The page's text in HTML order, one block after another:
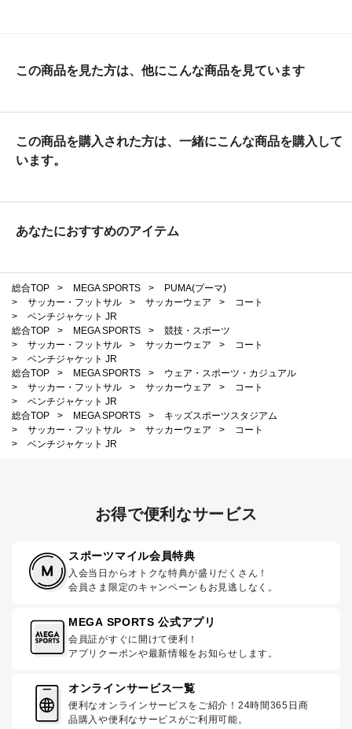
この商品を見た方は、他にこんな商品を見ています
この商品を購入された方は、一緒にこんな商品を購入して
います。
あなたにおすすめのアイテム
総合TOP > MEGA SPORTS >
PUMA(プーマ)
>
サッカー・フットサル > サッカーウェア >
コート
>
ベンチジャケット JR
総合TOP
> MEGA SPORTS >
競技・スポーツ
>
サッカー・フットサル > サッカーウェア >
コート
>
ベンチジャケット JR
総合TOP
> MEGA SPORTS >
ウェア・スポーツ・カジュアル
>
サッカー・フットサル > サッカーウェア >
コート
>
ベンチジャケット JR
総合TOP
> MEGA SPORTS >
キッズスポーツスタジアム
>
サッカー・フットサル > サッカーウェア >
コート
>
ベンチジャケット JR
お得で便利なサービス
スポーツマイル会員特典
入会当日からオトクな特典が盛りだくさん！
会員さま限定のキャンペーンもお見逃しなく。
MEGA SPORTS 公式アプリ
会員証がすぐに開けて便利！
アプリクーポンや最新情報をお知らせします。
オンラインサービス一覧
便利なオンラインサービスをご紹介！24時間365日商
品購入や便利なサービスがご利用可能。